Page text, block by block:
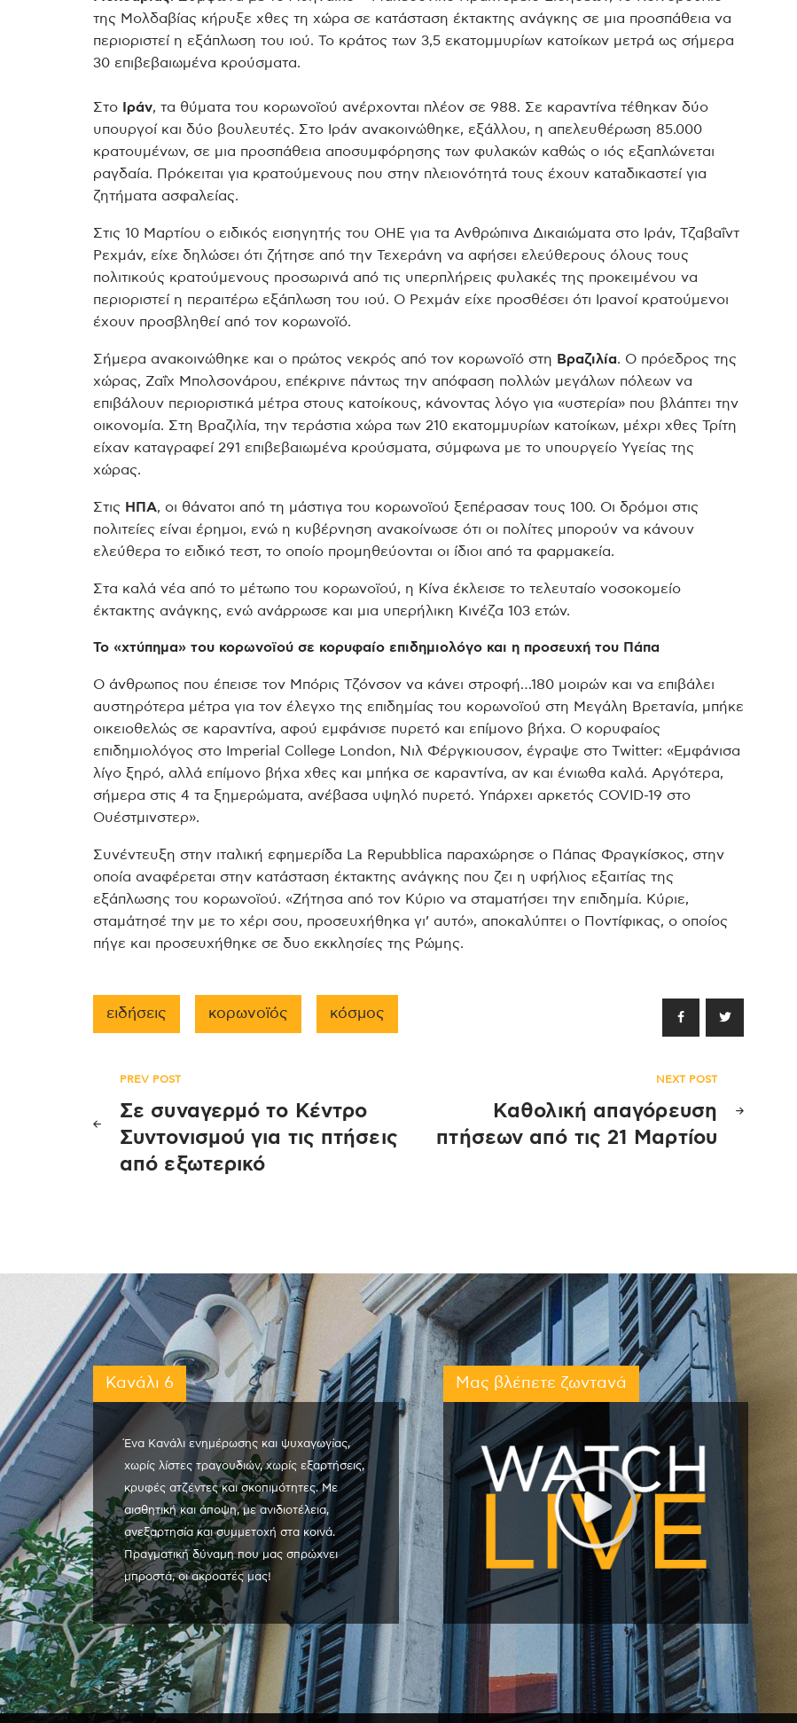
της Μολδαβίας κήρυξε χθες τη χώρα σε κατάσταση έκτακτης ανάγκης σε μια προσπάθεια να
περιοριστεί η εξάπλωση του ιού. Το κράτος των 3,5 εκατομμυρίων κατοίκων μετρά ως σήμερα
30 επιβεβαιωμένα κρούσματα.
Στο Ιράν, τα θύματα του κορωνοϊού ανέρχονται πλέον σε 988. Σε καραντίνα τέθηκαν δύο
υπουργοί και δύο βουλευτές. Στο Ιράν ανακοινώθηκε, εξάλλου, η απελευθέρωση 85.000
κρατουμένων, σε μια προσπάθεια αποσυμφόρησης των φυλακών καθώς ο ιός εξαπλώνεται
ραγδαία. Πρόκειται για κρατούμενους που στην πλειονότητά τους έχουν καταδικαστεί για
ζητήματα ασφαλείας.
Στις 10 Μαρτίου ο ειδικός εισηγητής του ΟΗΕ για τα Ανθρώπινα Δικαιώματα στο Ιράν, Τζαβαΐντ
Ρεχμάν, είχε δηλώσει ότι ζήτησε από την Τεχεράνη να αφήσει ελεύθερους όλους τους
πολιτικούς κρατούμενους προσωρινά από τις υπερπλήρεις φυλακές της προκειμένου να
περιοριστεί η περαιτέρω εξάπλωση του ιού. Ο Ρεχμάν είχε προσθέσει ότι Ιρανοί κρατούμενοι
έχουν προσβληθεί από τον κορωνοϊό.
Σήμερα ανακοινώθηκε και ο πρώτος νεκρός από τον κορωνοϊό στη Βραζιλία. Ο πρόεδρος της
χώρας, Ζαΐχ Μπολσονάρου, επέκρινε πάντως την απόφαση πολλών μεγάλων πόλεων να
επιβάλουν περιοριστικά μέτρα στους κατοίκους, κάνοντας λόγο για «υστερία» που βλάπτει την
οικονομία. Στη Βραζιλία, την τεράστια χώρα των 210 εκατομμυρίων κατοίκων, μέχρι χθες Τρίτη
είχαν καταγραφεί 291 επιβεβαιωμένα κρούσματα, σύμφωνα με το υπουργείο Υγείας της
χώρας.
Στις ΗΠΑ, οι θάνατοι από τη μάστιγα του κορωνοϊού ξεπέρασαν τους 100. Οι δρόμοι στις
πολιτείες είναι έρημοι, ενώ η κυβέρνηση ανακοίνωσε ότι οι πολίτες μπορούν να κάνουν
ελεύθερα το ειδικό τεστ, το οποίο προμηθεύονται οι ίδιοι από τα φαρμακεία.
Στα καλά νέα από το μέτωπο του κορωνοϊού, η Κίνα έκλεισε το τελευταίο νοσοκομείο
έκτακτης ανάγκης, ενώ ανάρρωσε και μια υπερήλικη Κινέζα 103 ετών.
Το «χτύπημα» του κορωνοϊού σε κορυφαίο επιδημιολόγο και η προσευχή του Πάπα
Ο άνθρωπος που έπεισε τον Μπόρις Τζόνσον να κάνει στροφή…180 μοιρών και να επιβάλει
αυστηρότερα μέτρα για τον έλεγχο της επιδημίας του κορωνοϊού στη Μεγάλη Βρετανία, μπήκε
οικειοθελώς σε καραντίνα, αφού εμφάνισε πυρετό και επίμονο βήχα. Ο κορυφαίος
επιδημιολόγος στο Imperial College London, Νιλ Φέργκιουσον, έγραψε στο Twitter: «Εμφάνισα
λίγο ξηρό, αλλά επίμονο βήχα χθες και μπήκα σε καραντίνα, αν και ένιωθα καλά. Αργότερα,
σήμερα στις 4 τα ξημερώματα, ανέβασα υψηλό πυρετό. Υπάρχει αρκετός COVID-19 στο
Ουέστμινστερ».
Συνέντευξη στην ιταλική εφημερίδα La Repubblica παραχώρησε ο Πάπας Φραγκίσκος, στην
οποία αναφέρεται στην κατάσταση έκτακτης ανάγκης που ζει η υφήλιος εξαιτίας της
εξάπλωσης του κορωνοϊού. «Ζήτησα από τον Κύριο να σταματήσει την επιδημία. Κύριε,
σταμάτησέ την με το χέρι σου, προσευχήθηκα γι’ αυτό», αποκαλύπτει ο Ποντίφικας, ο οποίος
πήγε και προσευχήθηκε σε δυο εκκλησίες της Ρώμης.
ειδήσεις κορωνοϊός κόσμος
Πλοήγηση
άρθρων
PREV POST
Σε συναγερμό το Κέντρο
Συντονισμού για τις πτήσεις
από εξωτερικό
NEXT POST
Καθολική απαγόρευση
πτήσεων από τις 21 Μαρτίου
Κανάλι 6
Ένα Κανάλι ενημέρωσης και ψυχαγωγίας,
χωρίς λίστες τραγουδιών, χωρίς εξαρτήσεις,
κρυφές ατζέντες και σκοπιμότητες. Με
αισθητική και άποψη, με ανιδιοτέλεια,
ανεξαρτησία και συμμετοχή στα κοινά.
Πραγματική δύναμη που μας σπρώχνει
μπροστά, οι ακροατές μας!
Μας βλέπετε ζωντανά